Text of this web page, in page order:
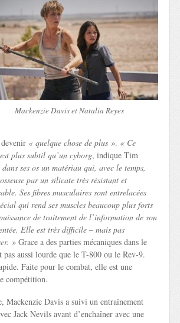
Mackenzie Davis et Natalia Reyes
« quelque chose de plus ». « Ce
plus subtil qu’un cyborg, indique Tim
ses os un matériau qui, avec le temps,
par un silicate très résistant et
Ses fibres musculaires sont entrelacées
qui rend ses muscles beaucoup plus forts
de traitement de l’information de son
Elle est très difficile – mais pas
» Grace a des parties mécaniques dans le
pas aussi lourde que le T-800 ou le Rev-9.
Faite pour le combat, elle est une
compétition.
Mackenzie Davis a suivi un entraînement
Jack Nevils avant d’enchaîner avec une